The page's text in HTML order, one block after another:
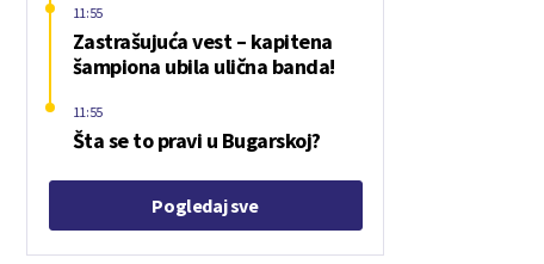
Zastrašujuća vest – kapitena
šampiona ubila ulična banda!
11:55
Šta se to pravi u Bugarskoj?
11:55
Pogledaj sve